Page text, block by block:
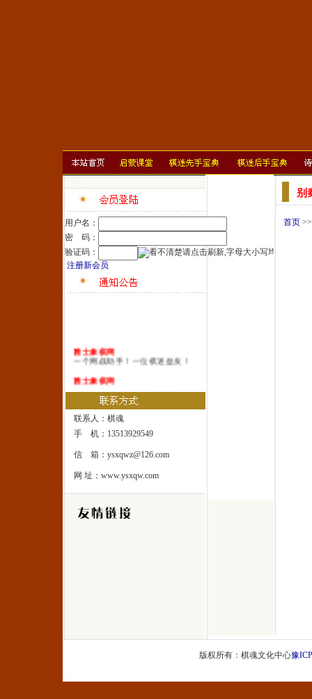
用户名：
密 码：
验证码：
注册新会员
雅士象棋网
一个网战助手！一位棋迷益友！
雅士象棋网
一本系统棋谱！一所速成棋校！
雅士象棋网
一处修身圣地！一座雅士乐园！
联系人：棋魂
手 机：13513929549
信 箱：ysxqwz@126.com
网 址：www.ysxqw.com
别
首页
版权所有：棋魂文化中心豫